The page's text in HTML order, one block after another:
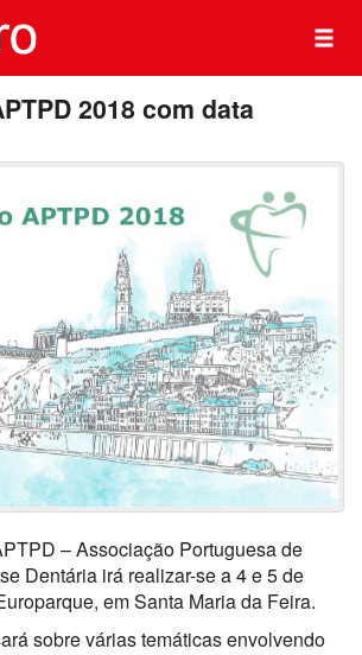
2018 com data
– Associação Portuguesa de
Dentária irá realizar-se a 4 e 5 de
em Santa Maria da Feira.
sobre várias temáticas envolvendo